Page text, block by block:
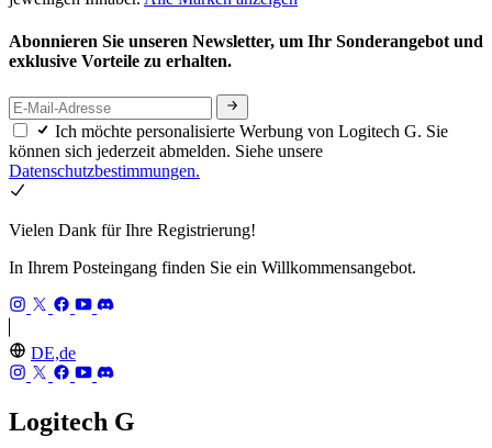
Abonnieren Sie unseren Newsletter, um Ihr Sonderangebot und
exklusive Vorteile zu erhalten.
Ich möchte personalisierte Werbung von Logitech G. Sie
können sich jederzeit abmelden. Siehe unsere
Datenschutzbestimmungen.
Vielen Dank für Ihre Registrierung!
In Ihrem Posteingang finden Sie ein Willkommensangebot.
DE,de
Logitech G